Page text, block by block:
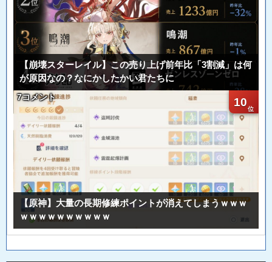
【崩壊スターレイル】この売り上げ前年比「3割減」は何
が原因なの？なにかしたかい君たちに
10
7コメント
【原神】大量の長期修練ポイントが消えてしまうｗｗｗ
ｗｗｗｗｗｗｗｗｗｗ